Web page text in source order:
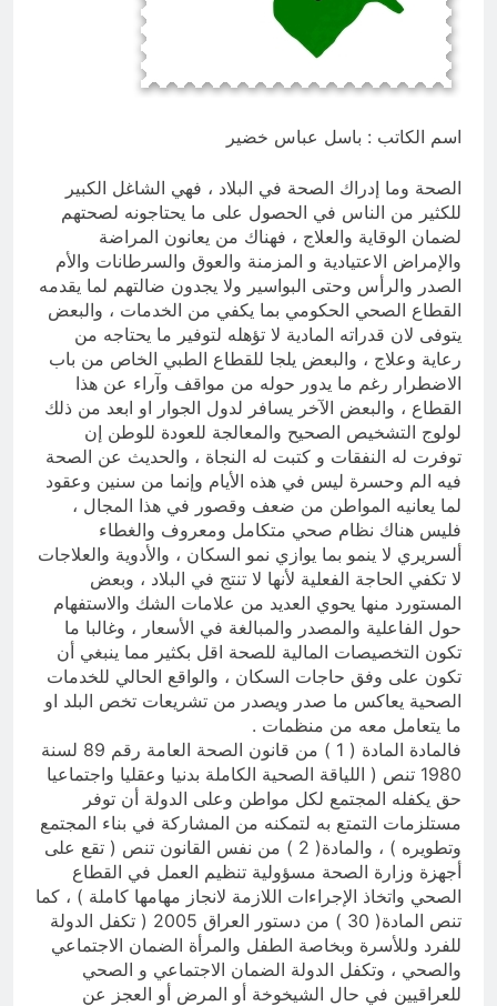
بالعراق (جر الشيعة..لحرب مع سوريا
الجولاني) و(قصف السعودية) و(استهداف
الامريكان..والتهديد باجتياح الكويت)
8 ساعات Ago
ماذا لو..تحليل حالة البنية الأسلامية
بأستبعاد العترة النبوية الطاهرة من
المشهد الأسلامي..!!
8 ساعات Ago
اسم الكاتب : باسل عباس خضير
الصحة وما إدراك الصحة في البلاد ، فهي الشاغل الكبير
للكثير من الناس في الحصول على ما يحتاجونه لصحتهم
لضمان الوقاية والعلاج ، فهناك من يعانون المراضة
والإمراض الاعتيادية و المزمنة والعوق والسرطانات والأم
الصدر والرأس وحتى البواسير ولا يجدون ضالتهم لما يقدمه
القطاع الصحي الحكومي بما يكفي من الخدمات ، والبعض
يتوفى لان قدراته المادية لا تؤهله لتوفير ما يحتاجه من
رعاية وعلاج ، والبعض يلجا للقطاع الطبي الخاص من باب
الاضطرار رغم ما يدور حوله من مواقف وآراء عن هذا
القطاع ، والبعض الآخر يسافر لدول الجوار او ابعد من ذلك
لولوج التشخيص الصحيح والمعالجة للعودة للوطن إن
توفرت له النفقات و كتبت له النجاة ، والحديث عن الصحة
فيه الم وحسرة ليس في هذه الأيام وإنما من سنين وعقود
لما يعانيه المواطن من ضعف وقصور في هذا المجال ،
فليس هناك نظام صحي متكامل ومعروف والغطاء
ألسريري لا ينمو بما يوازي نمو السكان ، والأدوية والعلاجات
لا تكفي الحاجة الفعلية لأنها لا تنتج في البلاد ، وبعض
المستورد منها يحوي العديد من علامات الشك والاستفهام
حول الفاعلية والمصدر والمبالغة في الأسعار ، وغالبا ما
تكون التخصيصات المالية للصحة اقل بكثير مما ينبغي أن
تكون على وفق حاجات السكان ، والواقع الحالي للخدمات
الصحية يعاكس ما صدر ويصدر من تشريعات تخص البلد او
ما يتعامل معه من منظمات .
فالمادة المادة ( 1 ) من قانون الصحة العامة رقم 89 لسنة
1980 تنص ( اللياقة الصحية الكاملة بدنيا وعقليا واجتماعيا
حق يكفله المجتمع لكل مواطن وعلى الدولة أن توفر
مستلزمات التمتع به لتمكنه من المشاركة في بناء المجتمع
وتطويره ) ، والمادة( 2 ) من نفس القانون تنص ( تقع على
أجهزة وزارة الصحة مسؤولية تنظيم العمل في القطاع
الصحي واتخاذ الإجراءات اللازمة لانجاز مهامها كاملة ) ، كما
تنص المادة( 30 ) من دستور العراق 2005 ( تكفل الدولة
للفرد وللأسرة وبخاصة الطفل والمرأة الضمان الاجتماعي
والصحي ، وتكفل الدولة الضمان الاجتماعي و الصحي
للعراقيين في حال الشيخوخة أو المرض أو العجز عن